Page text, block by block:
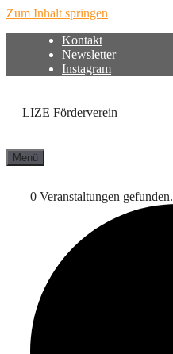
Zum Inhalt springen
Kontakt
Newsletter
Instagram
LIZE Förderverein
Menü
0 Veranstaltungen gefunden.